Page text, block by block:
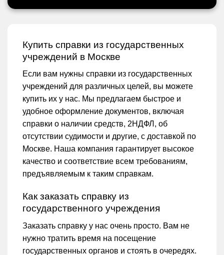
Купить справки из государственных
учреждений в Москве
Если вам нужны справки из государственных
учреждений для различных целей, вы можете
купить их у нас. Мы предлагаем быстрое и
удобное оформление документов, включая
справки о наличии средств, 2НДФЛ, об
отсутствии судимости и другие, с доставкой по
Москве. Наша компания гарантирует высокое
качество и соответствие всем требованиям,
предъявляемым к таким справкам.
Как заказать справку из
государственного учреждения
Заказать справку у нас очень просто. Вам не
нужно тратить время на посещение
государственных органов и стоять в очередях.